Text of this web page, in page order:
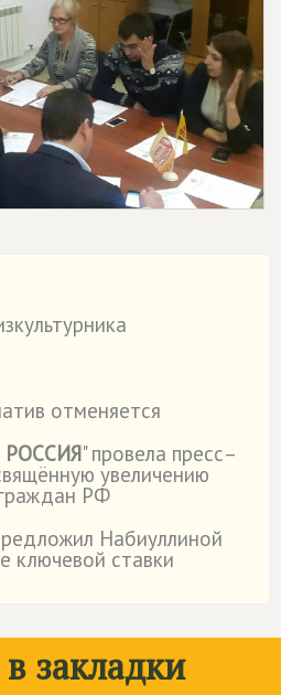
отменяется
" провела пресс–
увеличению
РФ
Набиуллиной
ключевой ставки
закладки